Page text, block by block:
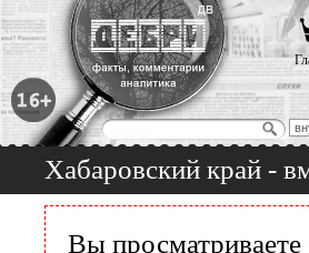
Хабаровский край -
Вы